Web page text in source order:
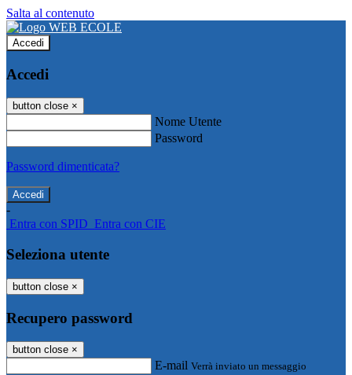
Salta al contenuto
Accedi
Accedi
button close ×
Nome Utente
Password
Password dimenticata?
-
Entra con SPID Entra con CIE
Seleziona utente
button close ×
Recupero password
button close ×
E-mail Verrà inviato un messaggio